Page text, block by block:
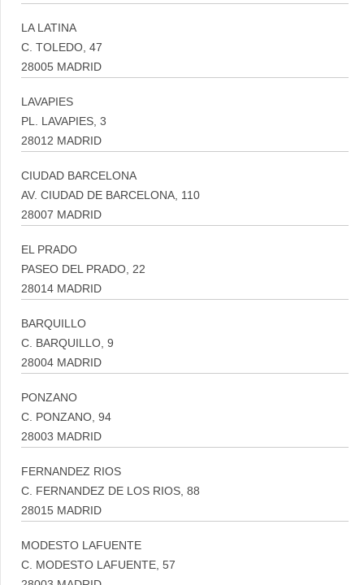
LA LATINA
C. TOLEDO, 47
28005 MADRID
LAVAPIES
PL. LAVAPIES, 3
28012 MADRID
CIUDAD BARCELONA
AV. CIUDAD DE BARCELONA, 110
28007 MADRID
EL PRADO
PASEO DEL PRADO, 22
28014 MADRID
BARQUILLO
C. BARQUILLO, 9
28004 MADRID
PONZANO
C. PONZANO, 94
28003 MADRID
FERNANDEZ RIOS
C. FERNANDEZ DE LOS RIOS, 88
28015 MADRID
MODESTO LAFUENTE
C. MODESTO LAFUENTE, 57